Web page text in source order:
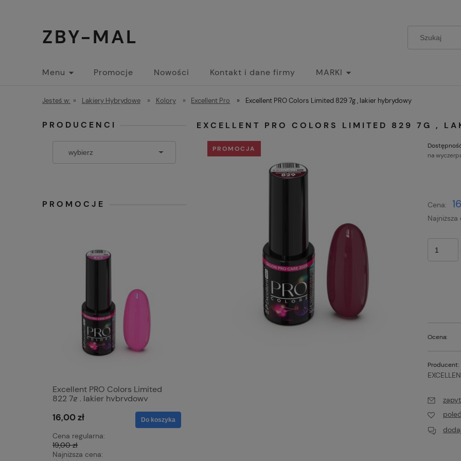
ZBY-MAL
Menu Promocje Nowości Kontakt i dane firmy MARKI
Jesteś w: » Lakiery Hybrydowe » Kolory » Excellent Pro » Excellent PRO Colors Limited 829 7g , lakier hybrydowy
PRODUCENCI
PROMOCJE
Excellent PRO Colors Limited
822 7g , lakier hybrydowy
16,00 zł
Cena regularna:
19,00 zł
Najniższa cena:
Do koszyka
805 7g, lakier hybrydowy
Do
EXCELLENT PRO COLORS LIMITED 829 7G ,
PROMOCJA
na
Cena:
Ocena:
Producent: